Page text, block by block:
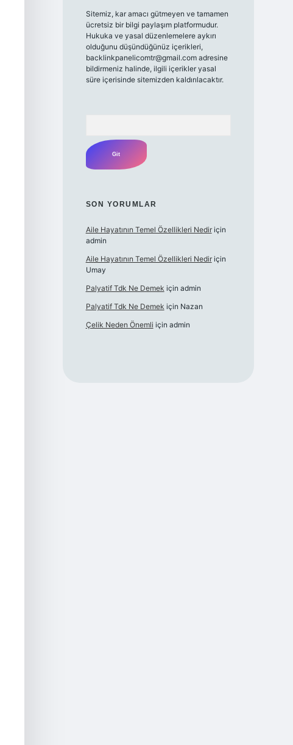
Sitemiz, kar amacı gütmeyen ve tamamen
ücretsiz bir bilgi paylaşım platformudur.
Hukuka ve yasal düzenlemelere aykırı
olduğunu düşündüğünüz içerikleri,
backlinkpanelicomtr@gmail.comadresine
bildirmeniz halinde, ilgili içerikler yasal
süre içerisinde sitemizden kaldırılacaktır.
SON YORUMLAR
Aile Hayatının Temel Özellikleri Nediriçin
admin
Aile Hayatının Temel Özellikleri Nediriçin
Umay
Palyatif Tdk Ne Demek için admin
Palyatif Tdk Ne Demek için Nazan
Çelik Neden Önemli için admin